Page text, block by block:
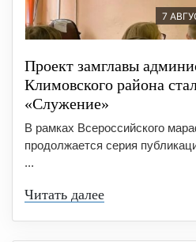
7
Проект замглавы
Климовского района
«Служение»
В рамках Всероссийского
продолжается серия
...
Читать далее